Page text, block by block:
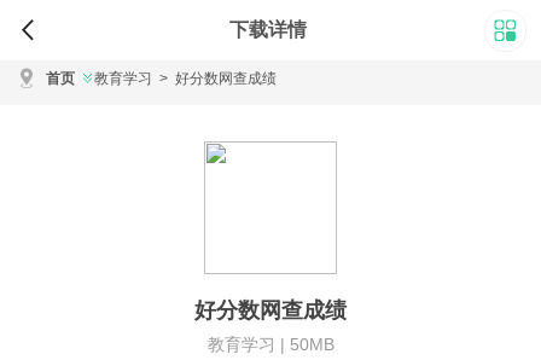
下载详情
首页 教育学习 > 好分数网查成绩
好分数网查成绩
教育学习 | 50MB